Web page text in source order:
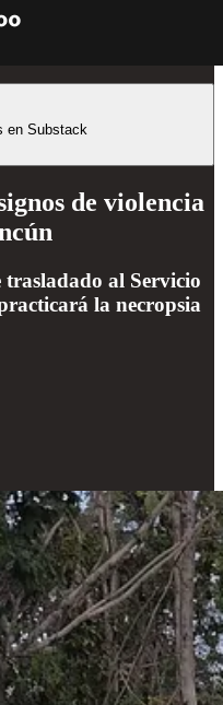
en Substack
de violencia
trasladado al Servicio
la necropsia